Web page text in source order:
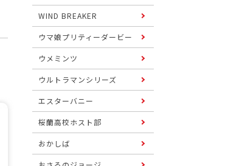
WIND BREAKER
ウマ娘プリティーダービー
ウメミンツ
ウルトラマンシリーズ
エスターバニー
桜蘭高校ホスト部
おかしば